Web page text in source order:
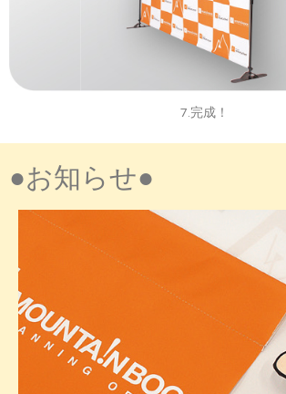
7.完成！
●お知らせ●